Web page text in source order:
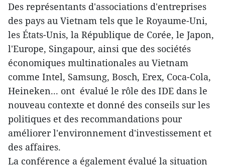
Des représentants d'associations d'entreprises
des pays au Vietnam tels que le Royaume-Uni,
les États-Unis, la République de Corée, le Japon,
l'Europe, Singapour, ainsi que des sociétés
économiques multinationales au Vietnam
comme Intel, Samsung, Bosch, Erex, Coca-Cola,
Heineken... ont évalué le rôle des IDE dans le
nouveau contexte et donné des conseils sur les
politiques et des recommandations pour
améliorer l'environnement d'investissement et
des affaires.
La conférence a également évalué la situation